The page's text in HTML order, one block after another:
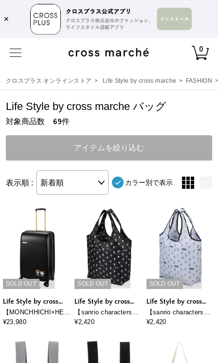
✕
0
クロスプラス オンラインストア > Life Style by cross marche > FASHION
対象商品数 69件
Life Style by cross marche バッグ
アイテムを絞り込む
表示順 : 新着順 カラー別で表示
SOLD OUT
Life Style by cross
marche
【MONCHHICHI×HELLO
KITTY/モンチッチ×ハ
ース Lサイズ ドリンク
ホルダー付き ジッパー
¥23,980
SOLD OUT
Life Style by cross
marche
【sanrio characters】
HELLO KITTY/ハロー
＆保温エコバッグ《サ
ンリオキャラクター
¥2,420
SOLD OUT
Life Style by cross
marche
【sanrio characters】
HELLO KITTY/ハロー
ンリオキャラクター
¥2,420